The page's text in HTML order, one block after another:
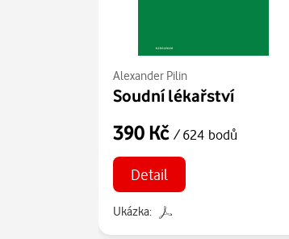
Alexander Pilin
Soudní lékařství
390 Kč / 624 bodů
Detail
Ukázka: